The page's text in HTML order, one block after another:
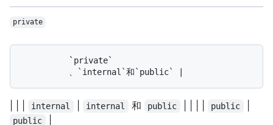
private
internal internal 和 public public
public